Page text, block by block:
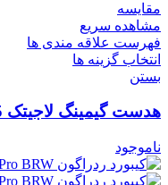
مقایسه
مشاهده سریع
فهرست علاقه مندی ها
انتخاب گزینه ها
بستن
هدست گیمینگ لاجیتک G335
ناموجود